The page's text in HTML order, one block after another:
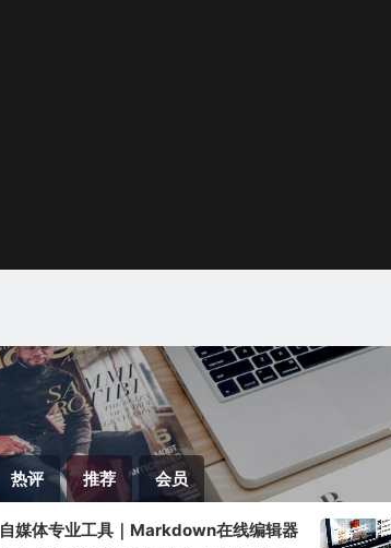
热评 推荐 会员
自媒体专业工具｜Markdown在线编辑器